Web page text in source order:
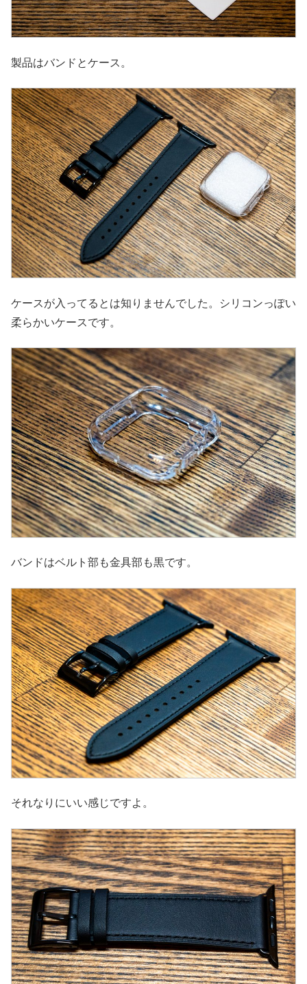
製品はバンドとケース。
ケースが入ってるとは知りませんでした。シリコンっぽい
柔らかいケースです。
バンドはベルト部も金具部も黒です。
それなりにいい感じですよ。